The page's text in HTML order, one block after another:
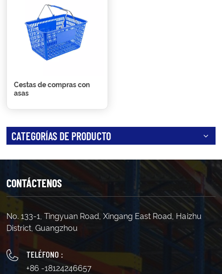
Cestas de compras con
asas
CATEGORÍAS DE PRODUCTO
CONTÁCTENOS
No. 133-1, Tingyuan Road, Xingang East Road, Haizhu
District, Guangzhou
TELÉFONO :
+86 -18124246657